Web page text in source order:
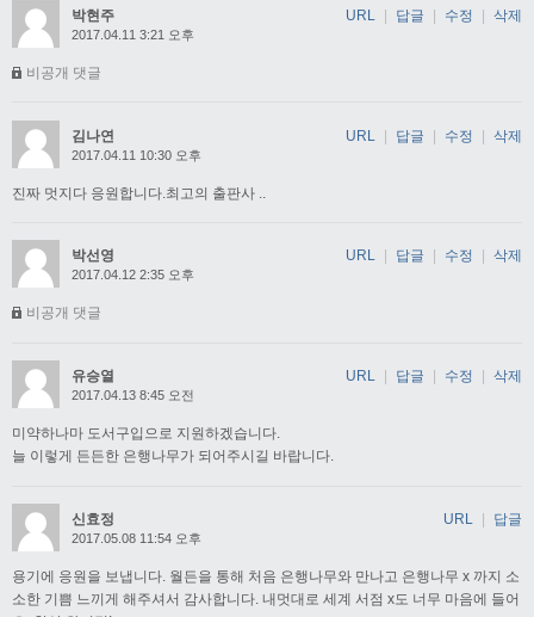
박현주
2017.04.11 3:21 오후
비공개 댓글
URL | 답글 | 수정 | 삭제
김나연
2017.04.11 10:30 오후
진짜 멋지다 응원합니다.최고의 출판사 ..
URL | 답글 | 수정 | 삭제
박선영
2017.04.12 2:35 오후
비공개 댓글
URL 답글 수정 삭제
유승열
2017.04.13 8:45 오전
미약하나마 도서구입으로 지원하겠습니다.
늘 이렇게 든든한 은행나무가 되어주시길 바랍니다.
URL 답글 수정 삭제
신효정
2017.05.08 11:54 오후
용기에 응원을 보냅니다. 월든을 통해 처음 은행나무와 만나고 은행나무 x 까지 소
소한 기쁨 느끼게 해주셔서 감사합니다. 내멋대로 세계 서점 x도 너무 마음에 들어
URL 답글